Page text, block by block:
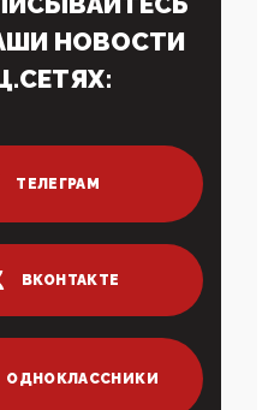
НОВОСТИ
ТЕЛЕГРАМ
ВКОНТАКТЕ
ОДНОКЛАССНИКИ